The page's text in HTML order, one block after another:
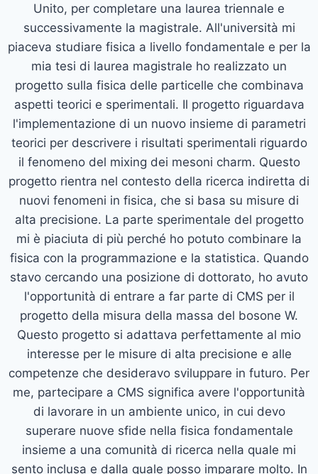
Unito, per completare una laurea triennale e
successivamente la magistrale. All'università mi
piaceva studiare fisica a livello fondamentale e per la
mia tesi di laurea magistrale ho realizzato un
progetto sulla fisica delle particelle che combinava
aspetti teorici e sperimentali. Il progetto riguardava
l'implementazione di un nuovo insieme di parametri
teorici per descrivere i risultati sperimentali riguardo
il fenomeno del mixing dei mesoni charm. Questo
progetto rientra nel contesto della ricerca indiretta di
nuovi fenomeni in fisica, che si basa su misure di
alta precisione. La parte sperimentale del progetto
mi è piaciuta di più perché ho potuto combinare la
fisica con la programmazione e la statistica. Quando
stavo cercando una posizione di dottorato, ho avuto
l'opportunità di entrare a far parte di CMS per il
progetto della misura della massa del bosone W.
Questo progetto si adattava perfettamente al mio
interesse per le misure di alta precisione e alle
competenze che desideravo sviluppare in futuro. Per
me, partecipare a CMS significa avere l'opportunità
di lavorare in un ambiente unico, in cui devo
superare nuove sfide nella fisica fondamentale
insieme a una comunità di ricerca nella quale mi
sento inclusa e dalla quale posso imparare molto. In